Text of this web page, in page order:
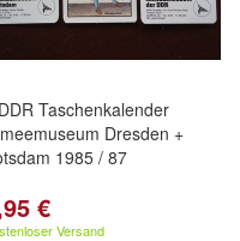
Taschenkalender
Dresden +
1985 / 87
€
Versand